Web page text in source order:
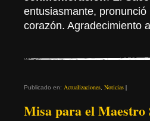
entusiasmante, pronunció
corazón. Agradecimiento
Publicado en: Actualizaciones, Noticias |
Misa para el Maestro